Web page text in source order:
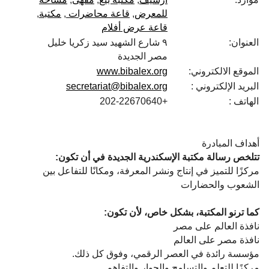
للمعرض قاعة محاضرات
مكتبة
قاعة عرض أفلام
العنوان:
٩ شارع الشهيد سيد زكريا خليل
مصر الجديدة
الموقع الالكتروني:
www.bibalex.org
البريد الإلكتروني :
secretariat@bibalex.org
الهاتف :
+202-22670640
أهداف المبادرة
تتلخص رسالة مكتبة الإسكندرية الجديدة في أن تكون:
مركزًا للتميز في إنتاج ونشر المعرفة، ومكانًا للتفاعل بين
الشعوب والحضارات
كما ترنو المكتبة، بشكل خاص، لأن تكون:
نافذة العالم على مصر
نافذة مصر على العالم
مؤسسة رائدة في العصر الرقمي، وفوق كل ذلك.